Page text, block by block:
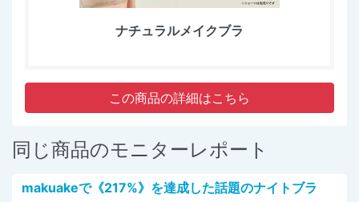
ナチュラルメイクブラ
この商品の詳細はこちら
同じ商品のモニターレポート
makuakeで《217%》を達成した話題のナイトブラ